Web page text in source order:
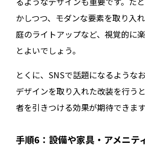
かしつつ、モダンな要素を取り入
庭のライトアップなど、視覚的に
とよいでしょう。
とくに、SNSで話題になるような
デザインを取り入れた改装を行う
者を引きつける効果が期待できます
手順6：設備や家具・アメニテ